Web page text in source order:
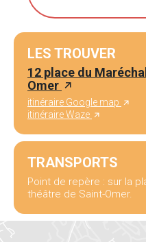
LES TROUVER
12 place du
Omer
itinéraire Google map
itinéraire Waze
TRANSPORTS
Point de repère : sur la
théâtre de Saint-Omer.